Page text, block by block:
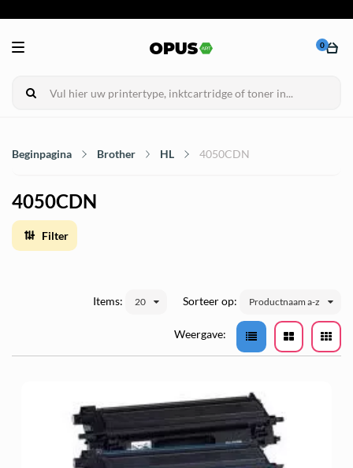
0
Beginpagina Brother HL 4050CDN
4050CDN
Filter
Sorteer op: Productnaam a-z
Items: 20
Weergave: